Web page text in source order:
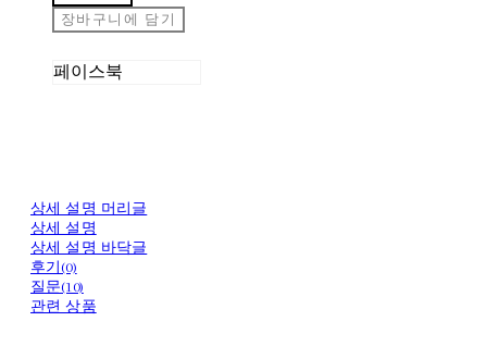
장바구니에 담기
페이스북
상세 설명 머리글
상세 설명
상세 설명 바닥글
후기(0)
질문(10)
관련 상품